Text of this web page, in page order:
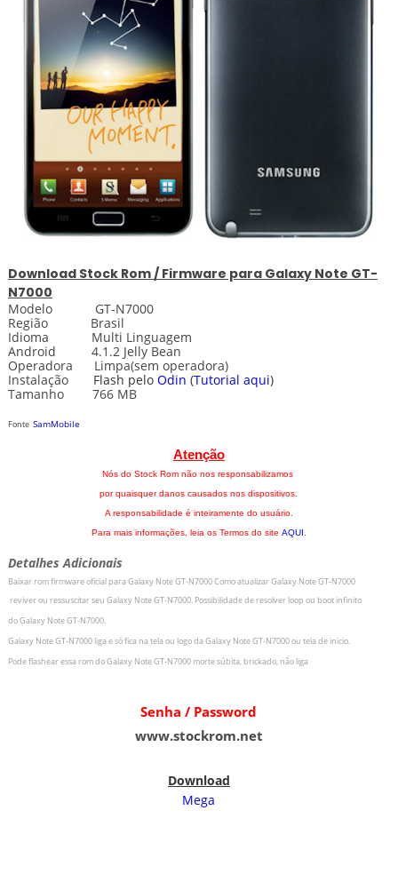
Download Stock Rom / Firmware para Galaxy Note GT-
N7000
Modelo GT-N7000
Região Brasil
Idioma Multi Linguagem
Android 4.1.2 Jelly Bean
Operadora Limpa(sem operadora)
Instalação Flash pelo Odin (Tutorial aqui)
Tamanho 766 MB
Fonte SamMobile
Atenção
Nós do Stock Rom não nos responsabilizamos
por quaisquer danos causados nos dispositivos.
A responsabilidade é inteiramente do usuário.
Para mais informações, leia os Termos do site AQUI
Detalhes Adicionais
Baixar rom firmware oficial para Galaxy Note GT-N7000Como atualizarGalaxy Note GT-N7000
reviver ou ressuscitar seu Galaxy Note GT-N7000. Possibilidade de resolver loop ou boot infinito
doGalaxy Note GT-N7000.
Galaxy Note GT-N7000 liga e só fica na tela ou logo daGalaxy Note GT-N7000 ou tela de inicio.
Pode flashear essa rom doGalaxy Note GT-N7000 morte súbita, brickado, não liga
Senha / Password
www.stockrom.net
Download
Mega